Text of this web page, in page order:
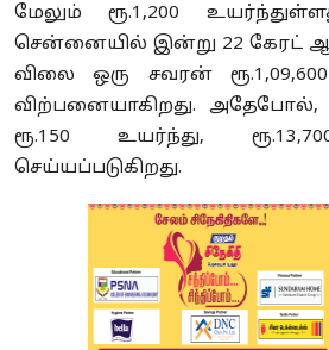
மேலும் ரூ.1,200
சென்னையில் இன்று 22 கேரட்
விலை ஒரு சவரன்
விற்பனையாகிறது. அதேபோல்,
ரூ.150 உயர்ந்து,
செய்யப்படுகிறது.